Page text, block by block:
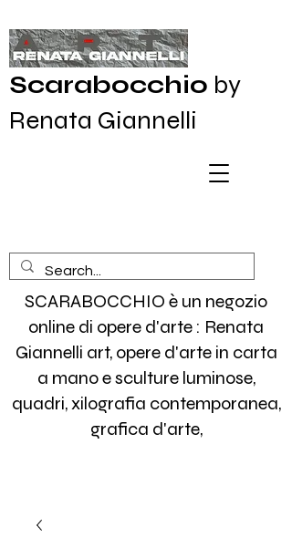
Scarabocchio by
Renata Giannelli
SCARABOCCHIO è un negozio
online di opere d'arte : Renata
Giannelli art, opere d'arte in carta
a mano e sculture luminose,
quadri, xilografia contemporanea,
grafica d'arte,